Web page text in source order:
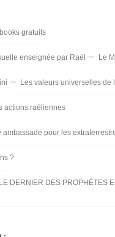
gratuits
enseignée par Raël Le
Les valeurs universelles de
actions raéliennes
ambassade pour les
?
DERNIER DES PROPHÈTES